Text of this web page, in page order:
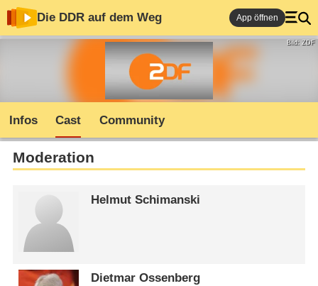
Die DDR auf dem Weg App öffnen
Bild: ZDF
Infos Cast Community
Moderation
Helmut Schimanski
Dietmar Ossenberg